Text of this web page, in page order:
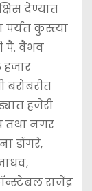
देण्यात
कुस्त्या
पै. वैभव
हजार
बरोबरीत
हजेरी
तथा नगर
डोंगरे,
राजेंद्र